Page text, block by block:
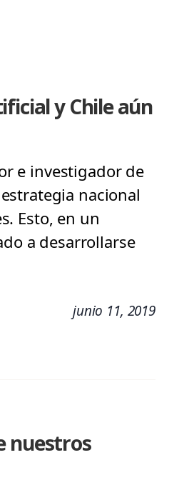
y Chile aún
e investigador de
nacional
Esto, en un
a desarrollarse
junio 11, 2019
nuestros